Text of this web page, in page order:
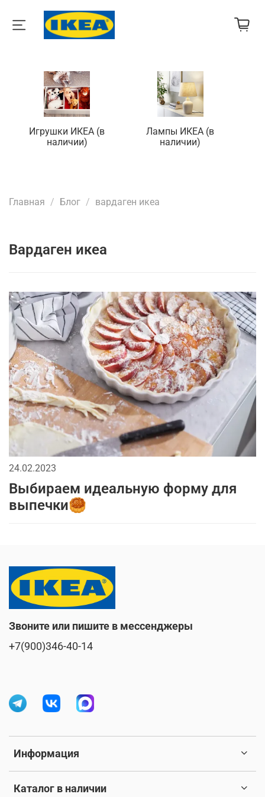
Игрушки ИКЕА (в
наличии)
Лампы ИКЕА (в
наличии)
Главная Блог вардаген икеа
вардаген икеа
24.02.2023
Выбираем идеальную форму для
выпечки🥮
Информация
Каталог в наличии
Звоните или пишите в мессенджеры
+7(900)346-40-14